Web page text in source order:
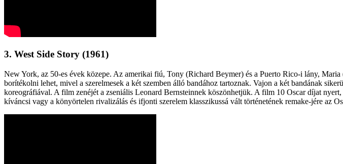
3. West Side Story (1961)
New York, az 50-es évek közepe. Az amerikai fiú, Tony (Richard Beymer) és a Puerto Rico-i lány,
borítékolni lehet, mivel a szerelmesek a két szemben álló bandához tartoznak. Vajon a két bandának
koreográfiával. A film zenéjét a zseniális Leonard Bernsteinnek köszönhetjük. A film 10 Oscar díjat
kíváncsi vagy a könyörtelen rivalizálás és ifjonti szerelem klasszikussá vált történetének remake-jére az